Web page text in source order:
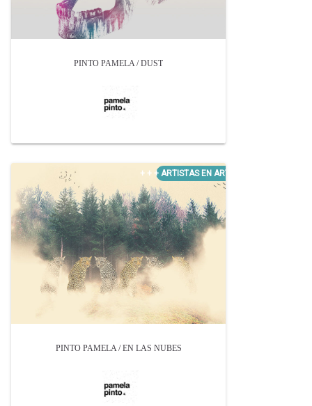
PINTO PAMELA / DUST
PINTO PAMELA / EN LAS NUBES